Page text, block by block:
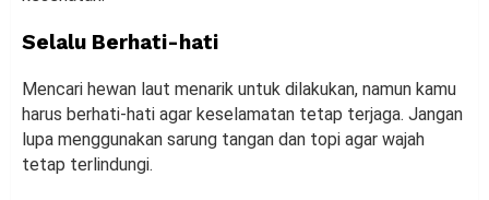
Selalu Berhati-hati
Mencari hewan laut menarik untuk dilakukan, namun kamu
harus berhati-hati agar keselamatan tetap terjaga. Jangan
lupa menggunakan sarung tangan dan topi agar wajah
tetap terlindungi.